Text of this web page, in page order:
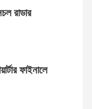
রাডার
ফাইনালে